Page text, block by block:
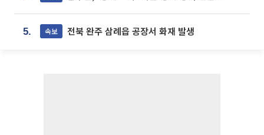
5. 속보 전북 완주 삼례읍 공장서 화재 발생